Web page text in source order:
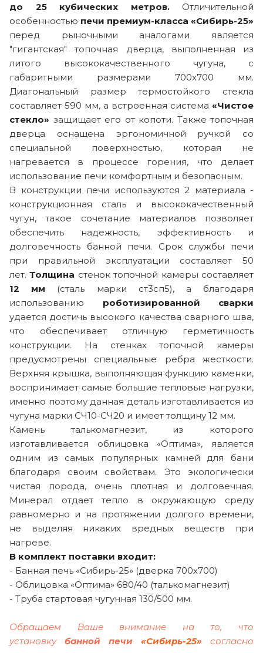
до 25 кубических метров. Отличительной
особенностью печи премиум-класса «Сибирь-25»
перед рыночными аналогами является
"гигантская" топочная дверца, выполненная из
литого высококачественного чугуна, с
габаритными размерами 700х700 мм.
Диагональный размер термостойкого стекла
составляет 590 мм, а встроенная система «Чистое
стекло» защищает его от копоти. Также топочная
дверца оснащена эргономичной ручкой со
специальной поверхностью, которая не
нагревается в процессе горения, что делает
использование печи комфортным и безопасным.
В конструкции печи используются 2 материала -
конструкционная сталь и высококачественный
чугун, такое сочетание материалов позволяет
обеспечить надежность, эффективность и
долговечность банной печи. Срок службы печи
при правильной эксплуатации составляет 50
лет.Толщина стенок топочной камеры составляет
12 мм (сталь марки ст3сп5), а благодаря
использованию роботизированной сварки
удается достичь высокого качества сварного шва,
что обеспечивает отличную герметичность
конструкции. На стенках топочной камеры
предусмотрены специальные ребра жесткости.
Верхняя крышка, выполняющая функцию каменки,
воспринимает самые большие тепловые нагрузки,
именно поэтому данная деталь изготавливается из
чугуна марки СЧ10-СЧ20 и имеет толщину 12 мм.
Камень талькомагнезит, из которого
изготавливается облицовка «Оптима», является
одним из самых популярных камней для бани
благодаря своим свойствам. Это экологически
чистая порода, очень плотная и долговечная.
Минерал отдает тепло в окружающую среду
равномерно и на протяжении долгого времени,
не выделяя никаких вредных веществ при
нагреве.
В комплект поставки входит:
- Банная печь «Сибирь-25» (дверка 700х700)
- Облицовка «Оптима» 680/40 (талькомагнезит)
- Труба стартовая чугунная 130/500 мм.
Обращаем Ваше внимание на то, что
установку банной печи «Сибирь-25» согласно